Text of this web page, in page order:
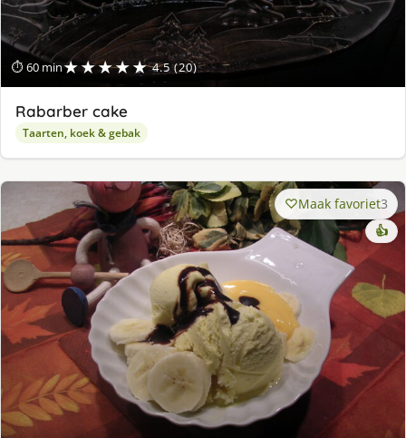
⏱ 60 min★★★★★ 4.5 (20)
Rabarber cake
Taarten, koek & gebak
Maak favoriet3
👍